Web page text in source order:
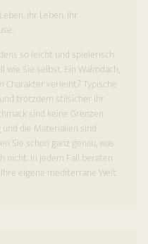
Ihr Leben. Ihr
so leicht und spielerisch
Sie selbst. Ein Walmdach,
Charakter verleiht? Typische
trotzdem stilsicher ihr
sind keine Grenzen
die Materialien sind
Sie schon ganz genau, was
nicht. In jedem Fall beraten
eigene mediterrane Welt.